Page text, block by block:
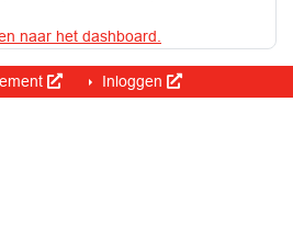
naar het dashboard.
Inloggen